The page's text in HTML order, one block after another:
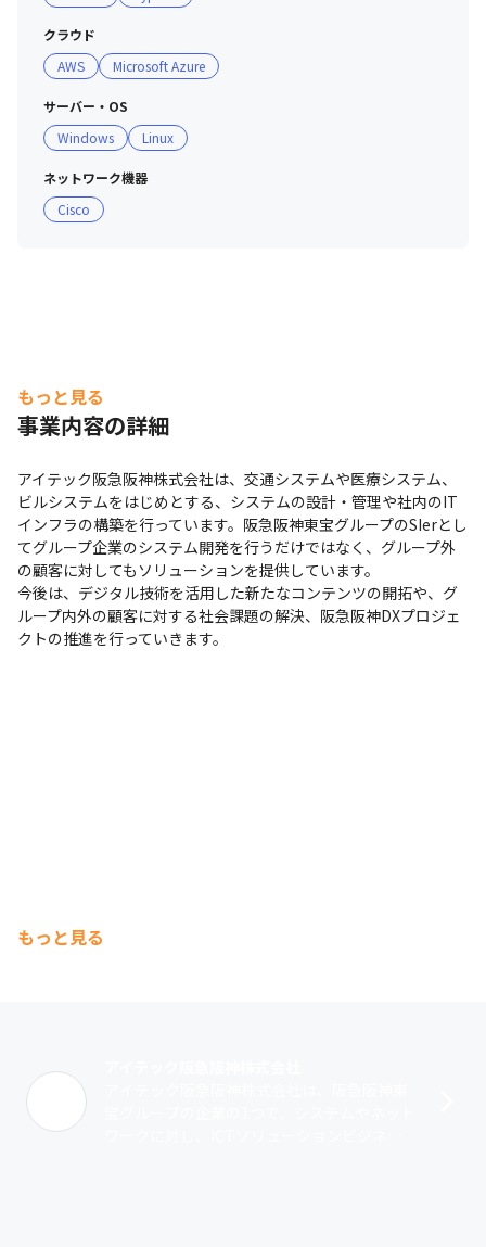
た社員に対して、奨励金（一時金）を支給
・テクニカルスキル認定制度：社員一人ひとりの自律的な
能力開発を促進
・i-TECコンベンション：プロジェクトの成果報告や新規
ビジネスの提案を行う社内イベントを実施
・技術交流会：最新技術をテーマとした交流会を実施
クラウド
AWS
Microsoft Azure
サーバー・OS
Windows
Linux
ネットワーク機器
Cisco
もっと見る
事業内容の詳細
アイテック阪急阪神株式会社は、交通システムや医療システム、
ビルシステムをはじめとする、システムの設計・管理や社内のIT
インフラの構築を行っています。阪急阪神東宝グループのSIerとし
てグループ企業のシステム開発を行うだけではなく、グループ外
の顧客に対してもソリューションを提供しています。
今後は、デジタル技術を活用した新たなコンテンツの開拓や、グ
ループ内外の顧客に対する社会課題の解決、阪急阪神DXプロジェ
クトの推進を行っていきます。
もっと見る